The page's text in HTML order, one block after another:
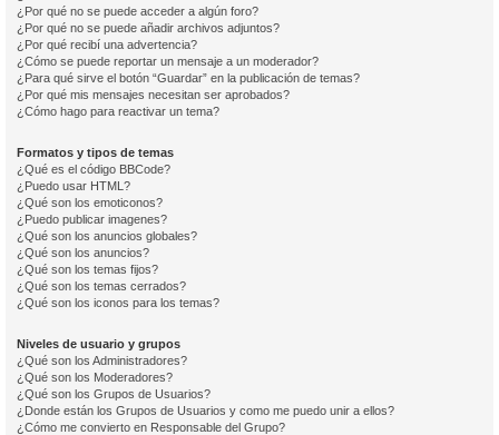
¿Por qué no se puede acceder a algún foro?
¿Por qué no se puede añadir archivos adjuntos?
¿Por qué recibí una advertencia?
¿Cómo se puede reportar un mensaje a un moderador?
¿Para qué sirve el botón “Guardar” en la publicación de temas?
¿Por qué mis mensajes necesitan ser aprobados?
¿Cómo hago para reactivar un tema?
Formatos y tipos de temas
¿Qué es el código BBCode?
¿Puedo usar HTML?
¿Qué son los emoticonos?
¿Puedo publicar imagenes?
¿Qué son los anuncios globales?
¿Qué son los anuncios?
¿Qué son los temas fijos?
¿Qué son los temas cerrados?
¿Qué son los iconos para los temas?
Niveles de usuario y grupos
¿Qué son los Administradores?
¿Qué son los Moderadores?
¿Qué son los Grupos de Usuarios?
¿Donde están los Grupos de Usuarios y como me puedo unir a ellos?
¿Cómo me convierto en Responsable del Grupo?